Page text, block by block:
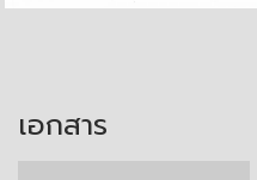
เอกสาร